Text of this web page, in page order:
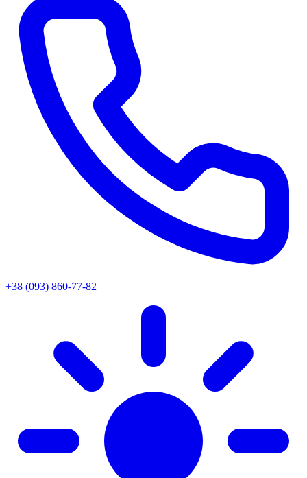
+38 (093) 860-77-82